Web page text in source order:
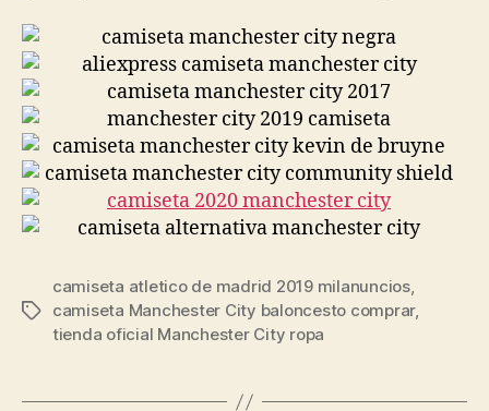
Etiquetas
camiseta atletico de madrid 2019 milanuncios,
camiseta Manchester City baloncesto comprar,
tienda oficial Manchester City ropa